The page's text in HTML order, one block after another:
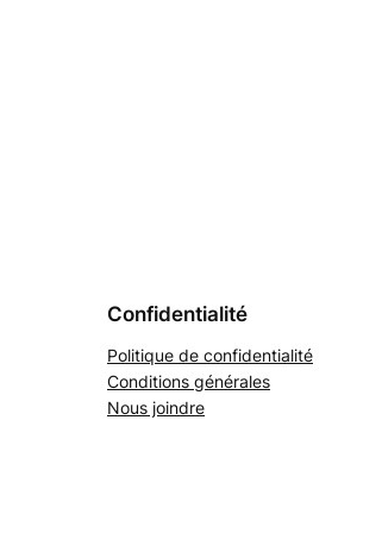
Confidentialité
Politique de confidentialité
Conditions générales
Nous joindre